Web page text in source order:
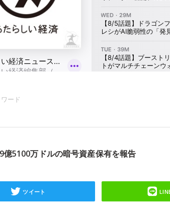
ード
5100万ドルの暗号資産保有を報告
ツイート